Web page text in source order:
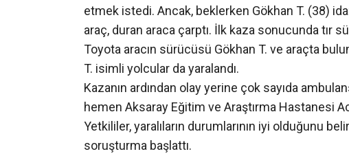
etmek istedi. Ancak, beklerken Gökhan T. (38)
araç, duran araca çarptı. İlk kaza sonucunda tır
Toyota aracın sürücüsü Gökhan T. ve araçta
T. isimli yolcular da yaralandı.
Kazanın ardından olay yerine çok sayıda
hemen Aksaray Eğitim ve Araştırma Hastanesi
Yetkililer, yaralıların durumlarının iyi olduğunu
soruşturma başlattı.